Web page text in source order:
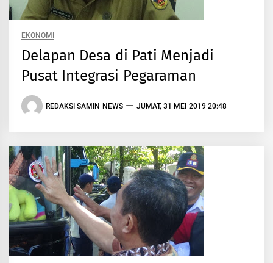
EKONOMI
Delapan Desa di Pati Menjadi
Pusat Integrasi Pegaraman
REDAKSI SAMIN NEWS JUMAT, 31 MEI 2019 20:48